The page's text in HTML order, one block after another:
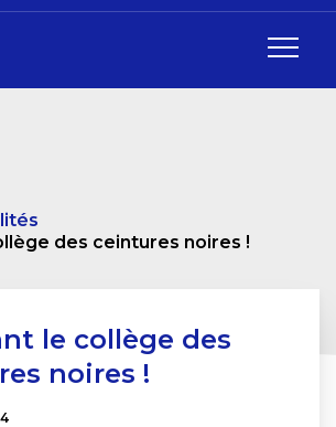
des ceintures noires !
le collège des
noires !